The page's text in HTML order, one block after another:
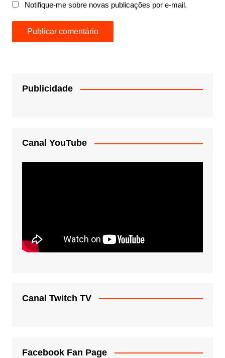
Notifique-me sobre novas publicações por e-mail.
Publicidade
Canal YouTube
Canal Twitch TV
Facebook Fan Page